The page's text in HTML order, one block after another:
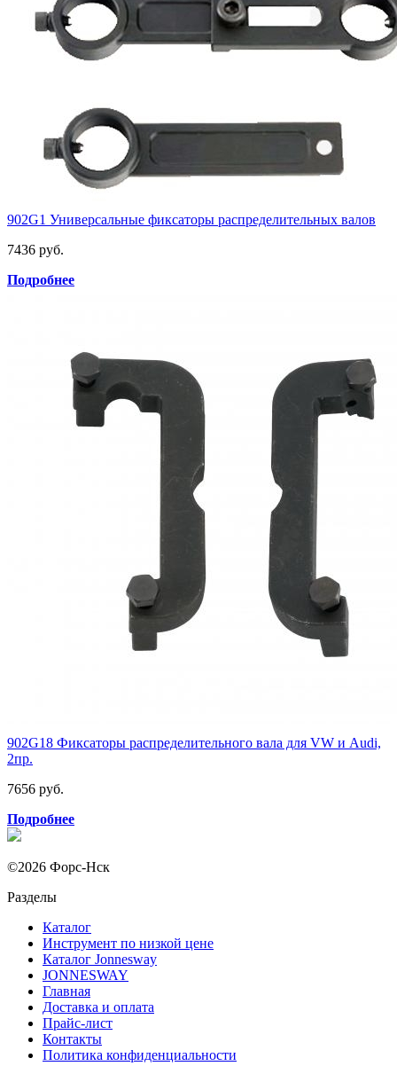
902G1 Универсальные фиксаторы распределительных валов
7436 руб.
Подробнее
902G18 Фиксаторы распределительного вала для VW и Audi,
2пр.
7656 руб.
Подробнее
©2026 Форс-Нск
Разделы
Каталог
Инструмент по низкой цене
Каталог Jonnesway
JONNESWAY
Главная
Доставка и оплата
Прайс-лист
Контакты
Политика конфиденциальности